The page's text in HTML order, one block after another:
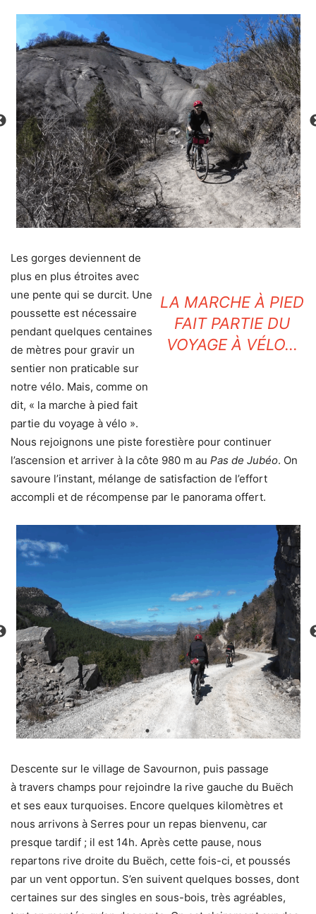
LA MARCHE À PIED
FAIT PARTIE DU
VOYAGE À VÉLO…
Les gorges deviennent de
plus en plus étroites avec
une pente qui se durcit. Une
poussette est nécessaire
pendant quelques centaines
de mètres pour gravir un
sentier non praticable sur
notre vélo. Mais, comme on
dit, « la marche à pied fait
partie du voyage à vélo ».
Nous rejoignons une piste forestière pour continuer
l’ascension et arriver à la côte 980 m au Pas de Jubéo. On
savoure l’instant, mélange de satisfaction de l’effort
accompli et de récompense par le panorama offert.
Descente sur le village de Savournon, puis passage
à travers champs pour rejoindre la rive gauche du Buëch
et ses eaux turquoises. Encore quelques kilomètres et
nous arrivons à Serres pour un repas bienvenu, car
presque tardif ; il est 14h. Après cette pause, nous
repartons rive droite du Buëch, cette fois-ci, et poussés
par un vent opportun. S’en suivent quelques bosses, dont
certaines sur des singles en sous-bois, très agréables,